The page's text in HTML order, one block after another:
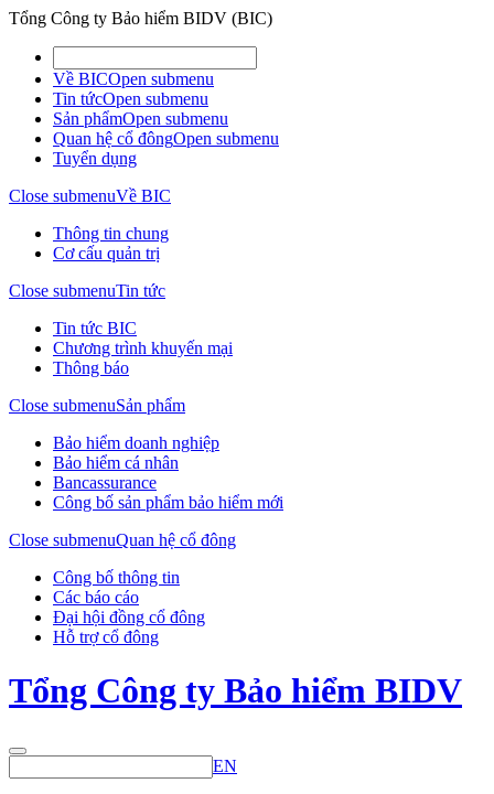
Tổng Công ty Bảo hiểm BIDV (BIC)
Về BICOpen submenu
Tin tứcOpen submenu
Sản phẩmOpen submenu
Quan hệ cổ đôngOpen submenu
Tuyển dụng
Close submenuVề BIC
Thông tin chung
Cơ cấu quản trị
Close submenuTin tức
Tin tức BIC
Chương trình khuyến mại
Thông báo
Close submenuSản phẩm
Bảo hiểm doanh nghiệp
Bảo hiểm cá nhân
Bancassurance
Công bố sản phẩm bảo hiểm mới
Close submenuQuan hệ cổ đông
Công bố thông tin
Các báo cáo
Đại hội đồng cổ đông
Hỗ trợ cổ đông
Tổng Công ty Bảo hiểm BIDV
EN